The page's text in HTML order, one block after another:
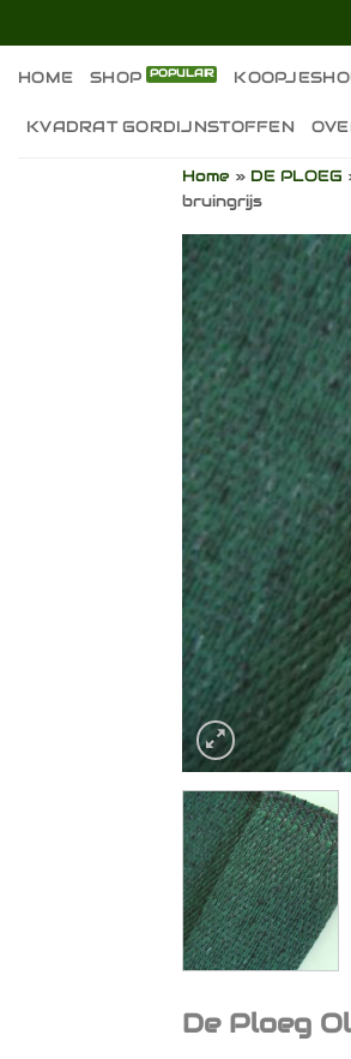
HOME SHOP
KVADRAT GORDIJNSTOFFEN
Home » DE PLOEG
bruingrijs
De Ploeg